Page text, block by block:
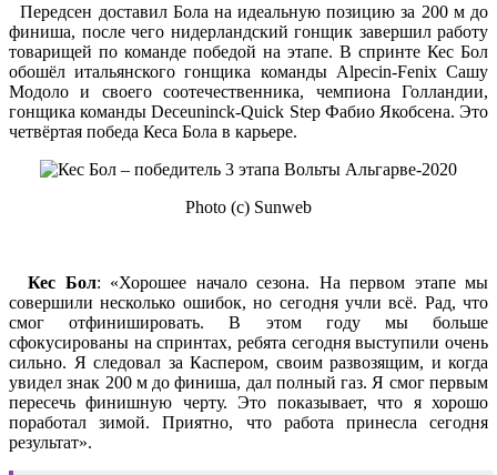
Передсен доставил Бола на идеальную позицию за 200 м до
финиша, после чего нидерландский гонщик завершил работу
товарищей по команде победой на этапе. В спринте Кес Бол
обошёл итальянского гонщика команды Alpecin-Fenix Сашу
Модоло и своего соотечественника, чемпиона Голландии,
гонщика команды Deceuninck-Quick Step Фабио Якобсена. Это
четвёртая победа Кеса Бола в карьере.
Photo (c) Sunweb
Кес Бол: «Хорошее начало сезона. На первом этапе мы
совершили несколько ошибок, но сегодня учли всё. Рад, что
смог отфинишировать. В этом году мы больше
сфокусированы на спринтах, ребята сегодня выступили очень
сильно. Я следовал за Каспером, своим развозящим, и когда
увидел знак 200 м до финиша, дал полный газ. Я смог первым
пересечь финишную черту. Это показывает, что я хорошо
поработал зимой. Приятно, что работа принесла сегодня
результат».